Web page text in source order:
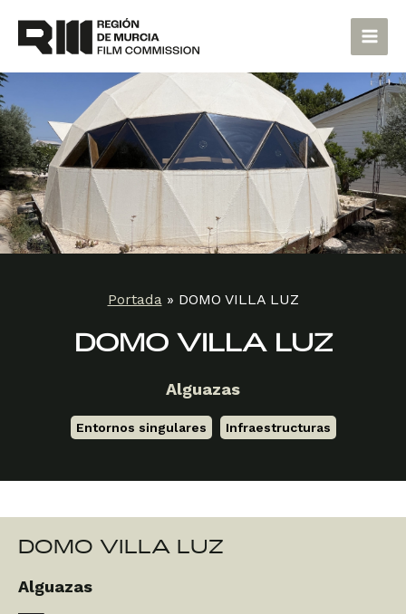
contenido
Main
Portada» DOMO VILLA LUZ
DOMO VILLA LUZ
Alguazas
Entornos singulares Infraestructuras
DOMO VILLA LUZ
Alguazas